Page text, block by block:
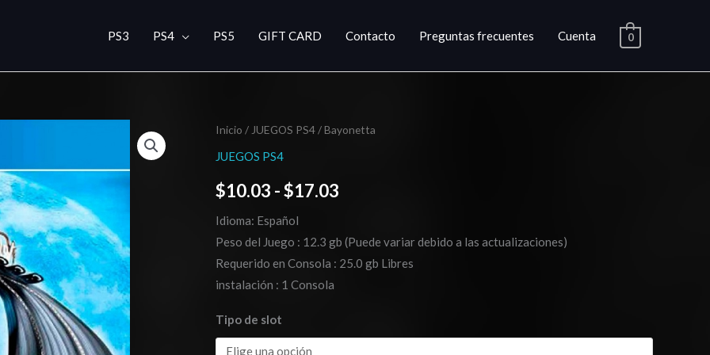
PS3 PS4 PS5 GIFT CARD Contacto Preguntas frecuentes Cuenta 0
Inicio / JUEGOS PS4/ Bayonetta
JUEGOS PS4
$10.03 -$17.03
Rango
desde
$10.03
Idioma: Español
Peso del Juego : 12.3 gb (Puede variar debido a las actualizaciones)
Requerido en Consola : 25.0 gb Libres
instalación : 1 Consola
Tipo de slot
Bayonetta
cantidad